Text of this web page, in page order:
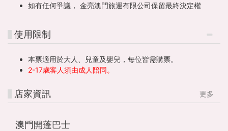
如有任何爭議， 金亮澳門旅運有限公司保留最終決定權
使用限制
本票適用於大人、兒童及嬰兒，每位皆需購票。
2-17歳客人須由成人陪同。
店家資訊 更多
澳門開蓬巴士